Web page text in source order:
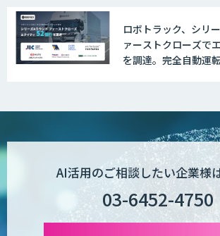
ロボトラック、シリ
ァーストクローズで
を調達。完全自動運
AI活用のご相談したい企業様
03-6452-4750